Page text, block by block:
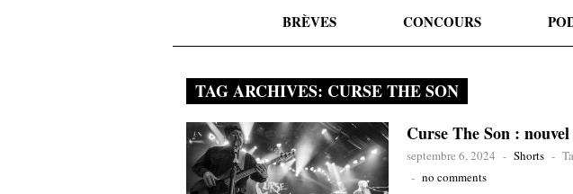
BRÈVES CONCOURS
TAG ARCHIVES: CURSE THE SON
Curse The Son :
septembre 6, 2024 - Shorts -
- no comments